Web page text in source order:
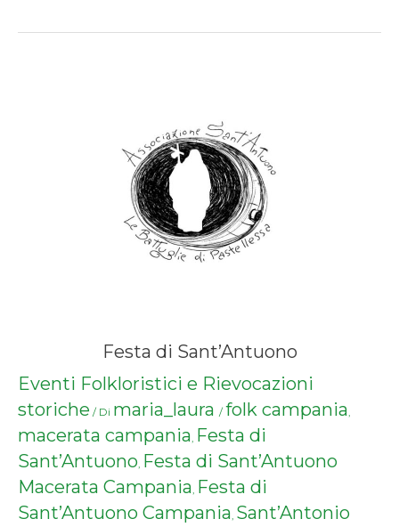
Festa di Sant’Antuono
Eventi Folkloristici e Rievocazioni
storiche / Di maria_laura / folk campania,
macerata campania, Festa di
Sant’Antuono, Festa di Sant’Antuono
Macerata Campania, Festa di
Sant’Antuono Campania, Sant’Antonio